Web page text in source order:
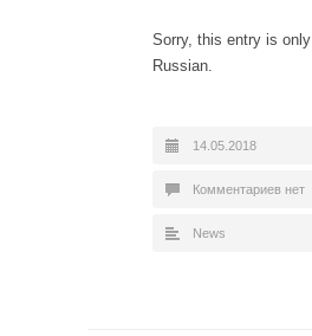
Sorry, this entry is
Russian.
14.05.2018
Комментариев нет
News